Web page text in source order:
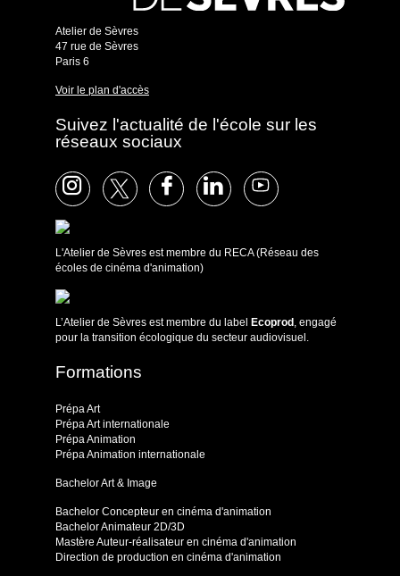
Atelier de Sèvres
47 rue de Sèvres
Paris 6
Voir le plan d'accès
Suivez l'actualité de l'école sur les
réseaux sociaux
L'Atelier de Sèvres est membre du RECA (Réseau des
écoles de cinéma d'animation)
L’Atelier de Sèvres est membre du label Ecoprod, engagé
pour la transition écologique du secteur audiovisuel.
Formations
Prépa Art
Prépa Art internationale
Prépa Animation
Prépa Animation internationale
Bachelor Art & Image
Bachelor Concepteur en cinéma d'animation
Bachelor Animateur 2D/3D
Mastère Auteur-réalisateur en cinéma d'animation
Direction de production en cinéma d'animation